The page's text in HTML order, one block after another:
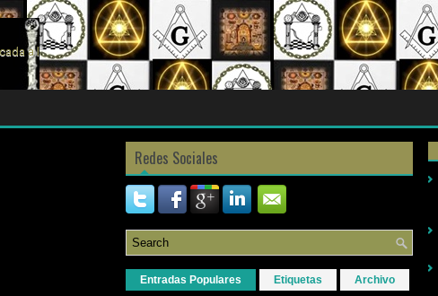
a la
Redes Sociales
Entradas Populares Etiquetas Archivo